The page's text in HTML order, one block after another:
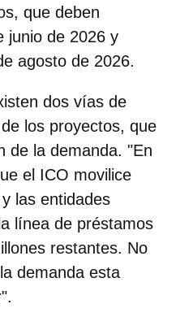
que deben
junio de 2026 y
agosto de 2026.
dos vías de
los proyectos, que
de la demanda. "En
el ICO movilice
y las entidades
línea de préstamos
restantes. No
demanda esta